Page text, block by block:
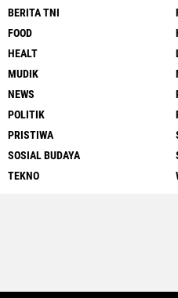
BERITA TNI
FOOD
HEALT
MUDIK
NEWS
POLITIK
PRISTIWA
SOSIAL BUDAYA
TEKNO